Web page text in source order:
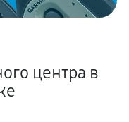
центра в